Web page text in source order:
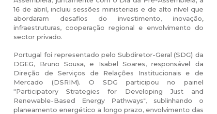
16 de abril, incluiu sessões ministeriais e de alto nível que
abordaram desafios do investimento, inovação,
infraestruturas, cooperação regional e envolvimento do
sector privado.
Portugal foi representado pelo Subdiretor-Geral (SDG) da
DGEG, Bruno Sousa, e Isabel Soares, responsável da
Direção de Serviços de Relações Institucionais e de
Mercado (DSRIM). O SDG participou no painel
“Participatory Strategies for Developing Just and
Renewable-Based Energy Pathways", sublinhando o
planeamento energético a longo prazo, envolvimento das